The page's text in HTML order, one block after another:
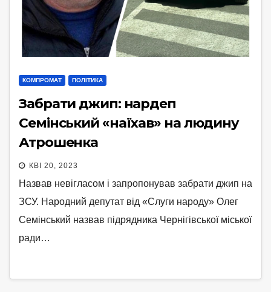
КОМПРОМАТ ПОЛІТИКА
Забрати джип: нардеп
Семінський «наїхав» на людину
Атрошенка
КВІ 20, 2023
Назвав невігласом і запропонував забрати джип на
ЗСУ. Народний депутат від «Слуги народу» Олег
Семінський назвав підрядника Чернігівської міської
ради…